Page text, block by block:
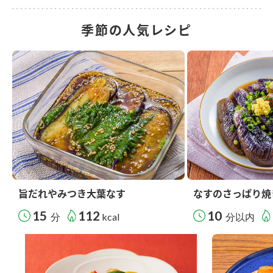
季節の人気レシピ
旨だれやみつき大葉なす
15 分 112 kcal
なすのさっぱり
10 分以内